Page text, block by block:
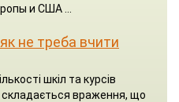
и США ...
не треба вчити
шкіл та курсів
складається враження, що